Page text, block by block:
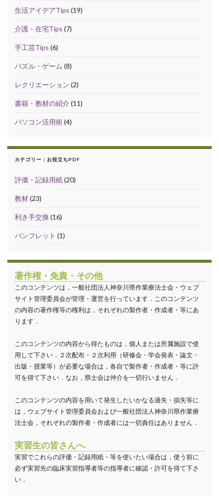
生活アイデアTips (19)
介護・在宅Tips (7)
手工芸Tips (6)
パズル・ゲーム (8)
レクリエーション (2)
書籍・教材の紹介 (11)
パソコン活用術(4)
カテゴリー：お役立ちPDF
評価・記録用紙(20)
教材(23)
利き手交換(16)
パンフレット (1)
著作権・免責・その他
このコンテンツは，一般社団法人神奈川県作業療法士会・ウェブ
サイト管理委員会が管理・運営を行っています．このコンテンツ
の内容の著作権等の権利は，それぞれの製作者・作成者・等にあ
ります．
このコンテンツの内容から得たものは，個人または所属施設で使
用して下さい．２次配布・２次利用（研修会・学会発表・論文・
出版・授業等）が必要な場合は，各自で製作者・作成者・等に許
可を得て下さい．なお，県士会は仲介を一切行いません．
このコンテンツの内容を用いて発生したいかなる過失・損失等に
は，ウェブサイト管理委員会および一般社団法人神奈川県作業療
法士会，それぞれの製作者・作成者には一切責任はありません．
実習生の皆さんへ
実習でこれらの評価・記録用紙・等を使いたい場合は，使う前に
必ず実習先の臨床実習指導者等の指導者に確認・許可を得て下さ
い．